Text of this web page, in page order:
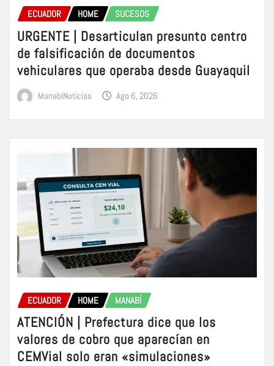
ECUADOR HOME SUCESOS
URGENTE | Desarticulan presunto centro
de falsificación de documentos
vehiculares que operaba desde Guayaquil
ManabiNoticias Ago 6, 2026
ECUADOR HOME MANABÍ
ATENCIÓN | Prefectura dice que los
valores de cobro que aparecían en
CEMVial solo eran «simulaciones»